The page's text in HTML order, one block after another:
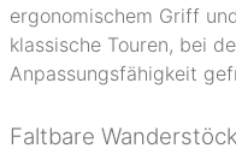
ergonomischem Griff
klassische Touren, bei
Anpassungsfähigkeit
Faltbare